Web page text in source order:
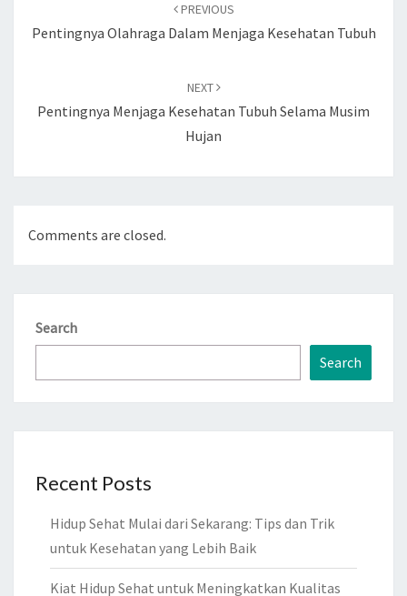
PREVIOUS
Pentingnya Olahraga Dalam Menjaga Kesehatan Tubuh
NEXT
Pentingnya Menjaga Kesehatan Tubuh Selama Musim
Hujan
Comments are closed.
Search
Search
Recent Posts
Hidup Sehat Mulai dari Sekarang: Tips dan Trik
untuk Kesehatan yang Lebih Baik
Kiat Hidup Sehat untuk Meningkatkan Kualitas